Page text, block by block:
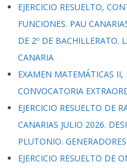
EJERCICIO RESUELTO,
FUNCIONES. PAU
DE 2º DE BACHILLERATO.
CANARIA
EXAMEN MATEMÁTICAS II,
CONVOCATORIA
EJERCICIO RESUELTO DE
CANARIAS JULIO 2026.
PLUTONIO.
EJERCICIO RESUELTO DE